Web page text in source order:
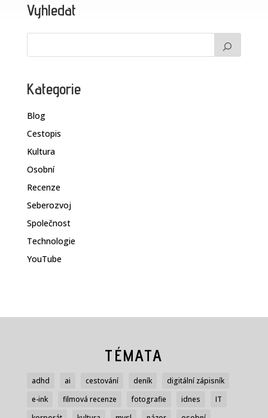
Vyhledat
Kategorie
Blog
Cestopis
Kultura
Osobní
Recenze
Seberozvoj
Společnost
Technologie
YouTube
TÉMATA
adhd ai cestování deník
digitální zápisník
e-ink
filmová recenze fotografie idnes
IT